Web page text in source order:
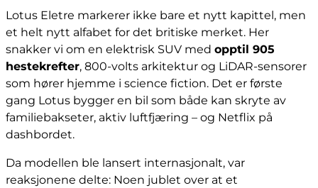
Lotus Eletre markerer ikke bare et nytt kapittel, men
et helt nytt alfabet for det britiske merket. Her
snakker vi om en elektrisk SUV med opptil 905
hestekrefter, 800-volts arkitektur og LiDAR-sensorer
som hører hjemme i science fiction. Det er første
gang Lotus bygger en bil som både kan skryte av
familiebakseter, aktiv luftfjæring – og Netflix på
dashbordet.
Da modellen ble lansert internasjonalt, var
reaksjonene delte: Noen jublet over at et